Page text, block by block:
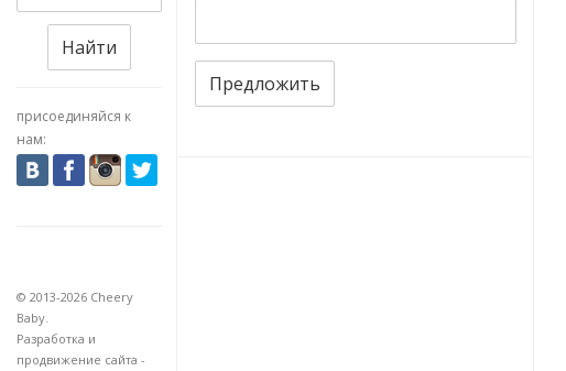
Найти
присоединяйся к
нам:
© 2013-2026 Cheery
Baby.
Разработка и
продвижение сайта -
Предложить